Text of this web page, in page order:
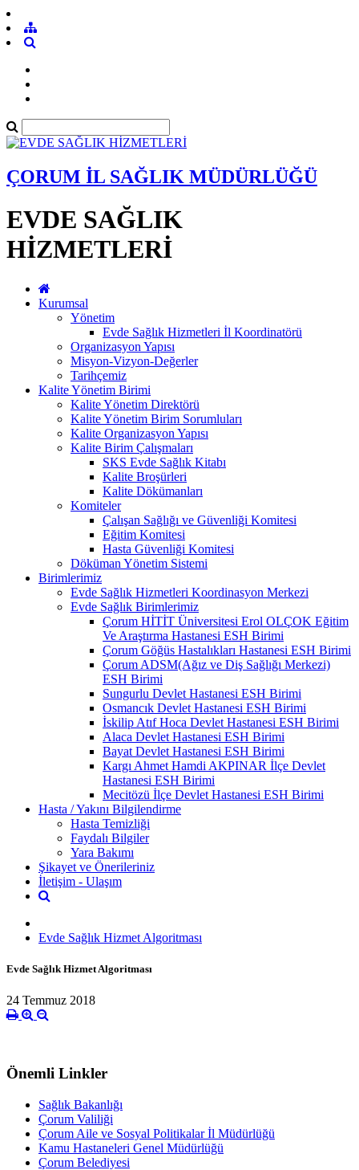
ÇORUM İL SAĞLIK MÜDÜRLÜĞÜ
EVDE SAĞLIK
HİZMETLERİ
Kurumsal
Yönetim
Evde Sağlık Hizmetleri İl Koordinatörü
Organizasyon Yapısı
Misyon-Vizyon-Değerler
Tarihçemiz
Kalite Yönetim Birimi
Kalite Yönetim Direktörü
Kalite Yönetim Birim Sorumluları
Kalite Organizasyon Yapısı
Kalite Birim Çalışmaları
SKS Evde Sağlık Kitabı
Kalite Broşürleri
Kalite Dökümanları
Komiteler
Çalışan Sağlığı ve Güvenliği Komitesi
Eğitim Komitesi
Hasta Güvenliği Komitesi
Döküman Yönetim Sistemi
Birimlerimiz
Evde Sağlık Hizmetleri Koordinasyon Merkezi
Evde Sağlık Birimlerimiz
Çorum HİTİT Üniversitesi Erol OLÇOK Eğitim
Ve Araştırma Hastanesi ESH Birimi
Çorum Göğüs Hastalıkları Hastanesi ESH Birimi
Çorum ADSM(Ağız ve Diş Sağlığı Merkezi)
ESH Birimi
Sungurlu Devlet Hastanesi ESH Birimi
Osmancık Devlet Hastanesi ESH Birimi
İskilip Atıf Hoca Devlet Hastanesi ESH Birimi
Alaca Devlet Hastanesi ESH Birimi
Bayat Devlet Hastanesi ESH Birimi
Kargı Ahmet Hamdi AKPINAR İlçe Devlet
Hastanesi ESH Birimi
Mecitözü İlçe Devlet Hastanesi ESH Birimi
Hasta / Yakını Bilgilendirme
Hasta Temizliği
Faydalı Bilgiler
Yara Bakımı
Şikayet ve Önerileriniz
İletişim - Ulaşım
Evde Sağlık Hizmet Algoritması
Evde Sağlık Hizmet Algoritması
24 Temmuz 2018
Önemli Linkler
Sağlık Bakanlığı
Çorum Valiliği
Çorum Aile ve Sosyal Politikalar İl Müdürlüğü
Kamu Hastaneleri Genel Müdürlüğü
Çorum Belediyesi